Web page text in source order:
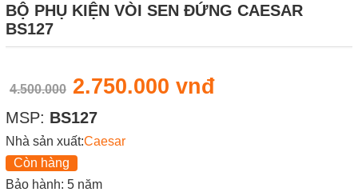
BỘ PHỤ KIỆN VÒI SEN ĐỨNG CAESAR
BS127
4.500.000 2.750.000 vnđ
MSP: BS127
Nhà sản xuất:Caesar
Còn hàng
Bảo hành: 5 năm